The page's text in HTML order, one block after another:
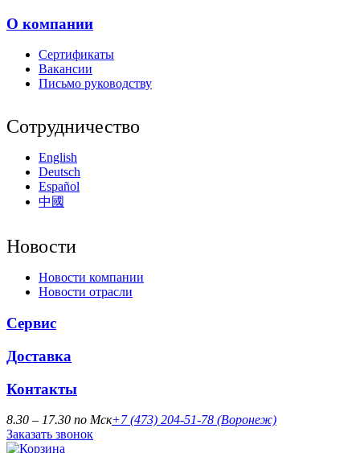
О компании
Сертификаты
Вакансии
Письмо руководству
Сотрудничество
English
Deutsch
Español
中國
Новости
Новости компании
Новости отрасли
Сервис
Доставка
Контакты
8.30 – 17.30 по Мск+7 (473) 204-51-78 (Воронеж)
Заказать звонок